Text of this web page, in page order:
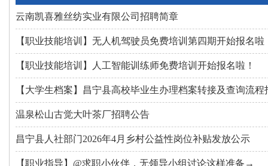
云南凯喜雅丝纺实业有限公司招聘简章
【职业技能培训】无人机驾驶员免费培训第四期开始报名啦
【职业技能培训】人工智能训练师免费培训开始报名啦！
【大学生档案】昌宁县高校毕业生办理档案转接及查询流程
温泉松山古觉大叶茶厂招聘公告
昌宁县人社部门2026年4月乡村公益性岗位补贴发放公示
【职业指导】@求职小伙伴，无领导小组讨论这样准备→